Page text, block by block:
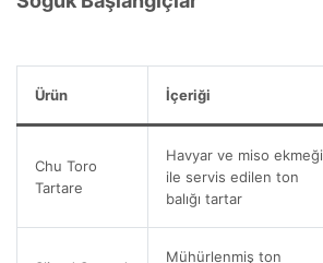
Ürün İçeriği
Chu Toro
Tartare
Havyar ve miso ekmeği
ile servis edilen ton
balığı tartar
Mühürlenmiş ton